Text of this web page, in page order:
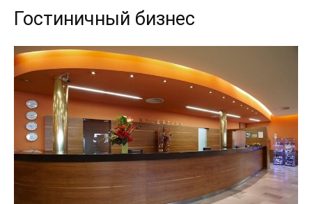
Гостиничный бизнес